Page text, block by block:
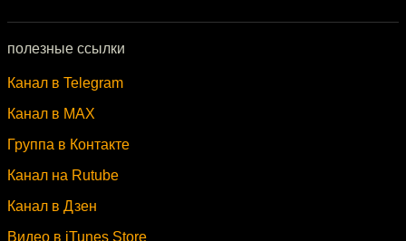
полезные ссылки
Канал в Telegram
Канал в MAX
Группа в Контакте
Канал на Rutube
Канал в Дзен
Видео в iTunes Store